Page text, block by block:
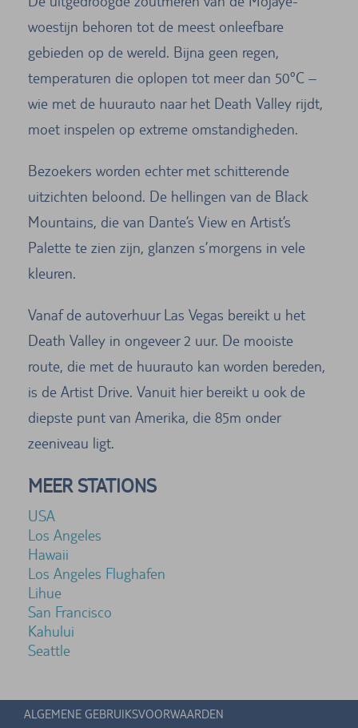
woestijn behoren tot de meest onleefbare
gebieden op de wereld. Bijna geen regen,
temperaturen die oplopen tot meer dan 50°C –
wie met de huurauto naar het Death Valley rijdt,
moet inspelen op extreme omstandigheden.
Bezoekers worden echter met schitterende
uitzichten beloond. De hellingen van de Black
Mountains, die van Dante’s View en Artist’s
Palette te zien zijn, glanzen s’morgens in vele
kleuren.
Vanaf de autoverhuur Las Vegas bereikt u het
Death Valley in ongeveer 2 uur. De mooiste
route, die met de huurauto kan worden bereden,
is de Artist Drive. Vanuit hier bereikt u ook de
diepste punt van Amerika, die 85m onder
zeeniveau ligt.
MEER STATIONS
USA
Los Angeles
Hawaii
Los Angeles Flughafen
Lihue
San Francisco
Kahului
Seattle
ALGEMENE GEBRUIKSVOORWAARDEN